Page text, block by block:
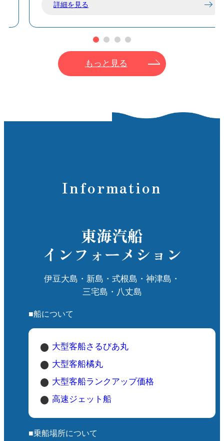
詳細を見る
もっと見る
Information
東海汽船
インフォーメション
伊豆大島・新島・式根島・神津島・
三宅島・八丈島
■船について
大型客船さるびあ丸
大型客船橘丸
大型客船ランクアップ価格
高速ジェット船
■乗船場所について